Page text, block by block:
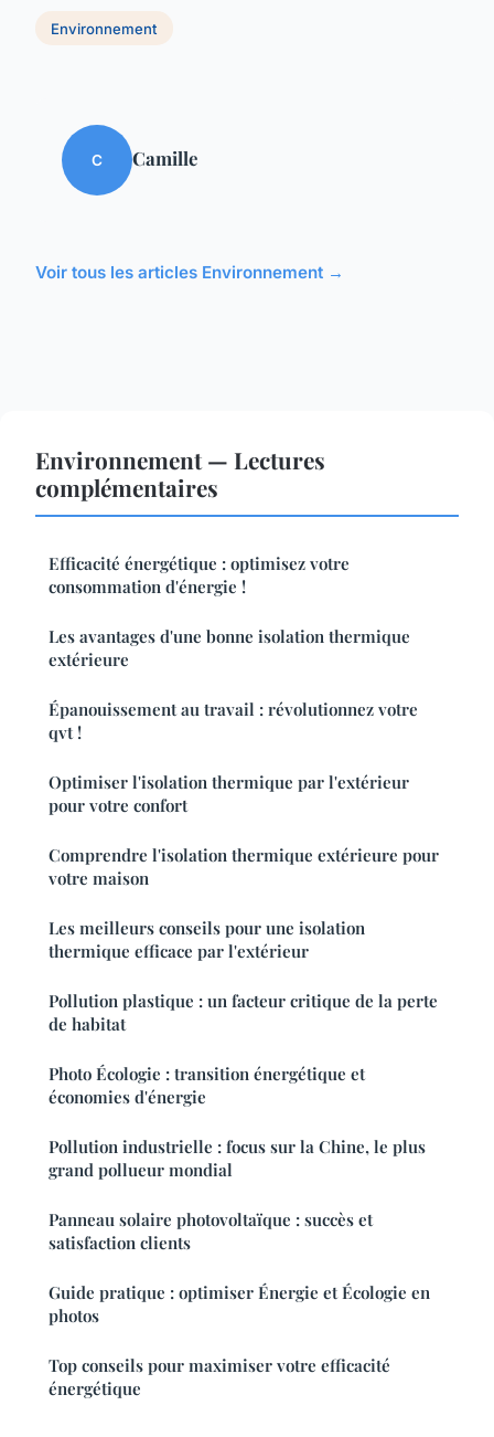
Environnement
C Camille
Voir tous les articles Environnement →
Environnement — Lectures
complémentaires
Efficacité énergétique : optimisez votre
consommation d'énergie !
Les avantages d'une bonne isolation thermique
extérieure
Épanouissement au travail : révolutionnez votre
qvt !
Optimiser l'isolation thermique par l'extérieur
pour votre confort
Comprendre l'isolation thermique extérieure pour
votre maison
Les meilleurs conseils pour une isolation
thermique efficace par l'extérieur
Pollution plastique : un facteur critique de la perte
de habitat
Photo Écologie : transition énergétique et
économies d'énergie
Pollution industrielle : focus sur la Chine, le plus
grand pollueur mondial
Panneau solaire photovoltaïque : succès et
satisfaction clients
Guide pratique : optimiser Énergie et Écologie en
photos
Top conseils pour maximiser votre efficacité
énergétique